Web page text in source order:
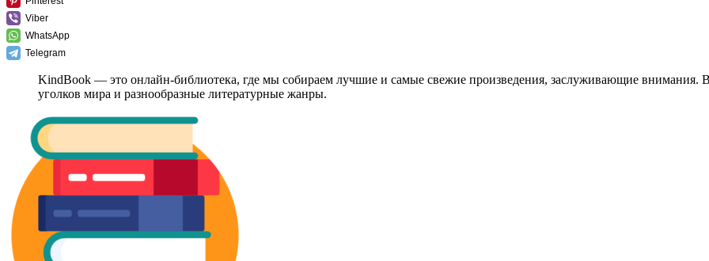
Viber
WhatsApp
Telegram
KindBook — это онлайн-библиотека, где мы собираем лучшие и самые свежие произведения, заслуживающие внимания.
уголков мира и разнообразные литературные жанры.